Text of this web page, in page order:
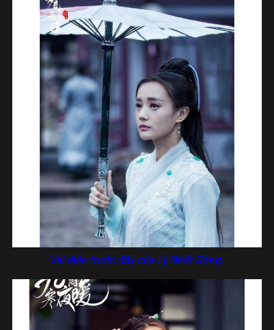
Vai diễn trước đây của Lý Nhất Đồng.